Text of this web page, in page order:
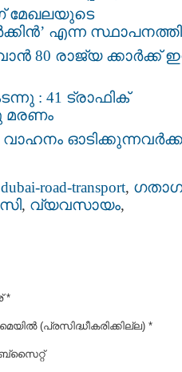
മേഖലയുടെ
എന്ന
80 രാജ്യ ക്കാർക്ക്
: 41 ട്രാഫിക്
മരണം
dubai-road-transport,
, വ്യവസായം,
*
(പ്രസിദ്ധീകരിക്കില്ല) *